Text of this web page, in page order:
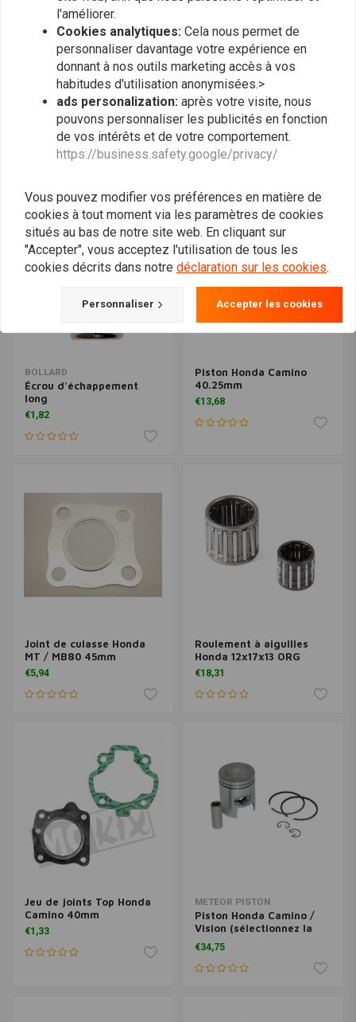
Points de contact Honda
ARTEIN
Jeu de joints Top Honda
Camino / PA / PX
€6,92
BOLLARD
Écrou d'échappement
long
€1,82
Piston Honda Camino
40.25mm
€13,68
Joint de culasse Honda
MT / MB80 45mm
€5,94
Roulement à aiguilles
Honda 12x17x13 ORG
€18,31
Jeu de joints Top Honda
Camino 40mm
€1,33
METEOR PISTON
Piston Honda Camino /
Vision (sélectionnez la
taille)
€34,75
l'améliorer.
Cookies analytiques: Cela nous permet de
personnaliser davantage votre expérience en
donnant à nos outils marketing accès à vos
habitudes d'utilisation anonymisées.>
ads personalization: après votre visite, nous
pouvons personnaliser les publicités en fonction
de vos intérêts et de votre comportement.
https://business.safety.google/privacy/
Vous pouvez modifier vos préférences en matière de
cookies à tout moment via les paramètres de cookies
situés au bas de notre site web. En cliquant sur
"Accepter", vous acceptez l'utilisation de tous les
cookies décrits dans notre déclaration sur les cookies.
Personnaliser Accepter les cookies